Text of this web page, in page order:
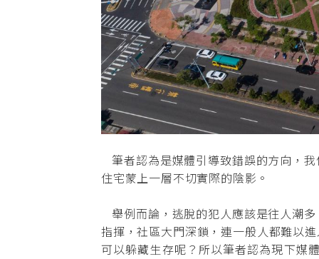
筆者認為是媒體引導致錯誤的方向，
住宅蒙上一層不切實際的陰影。
舉例而論，逃脫的犯人應該是往人潮
指揮，社區大門深鎖，連一般人都難以
可以躲藏生存呢？所以筆者認為現下媒